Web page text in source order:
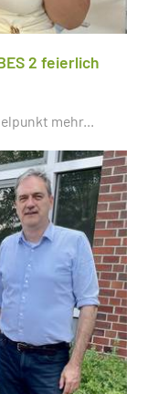
2 feierlich
mehr...